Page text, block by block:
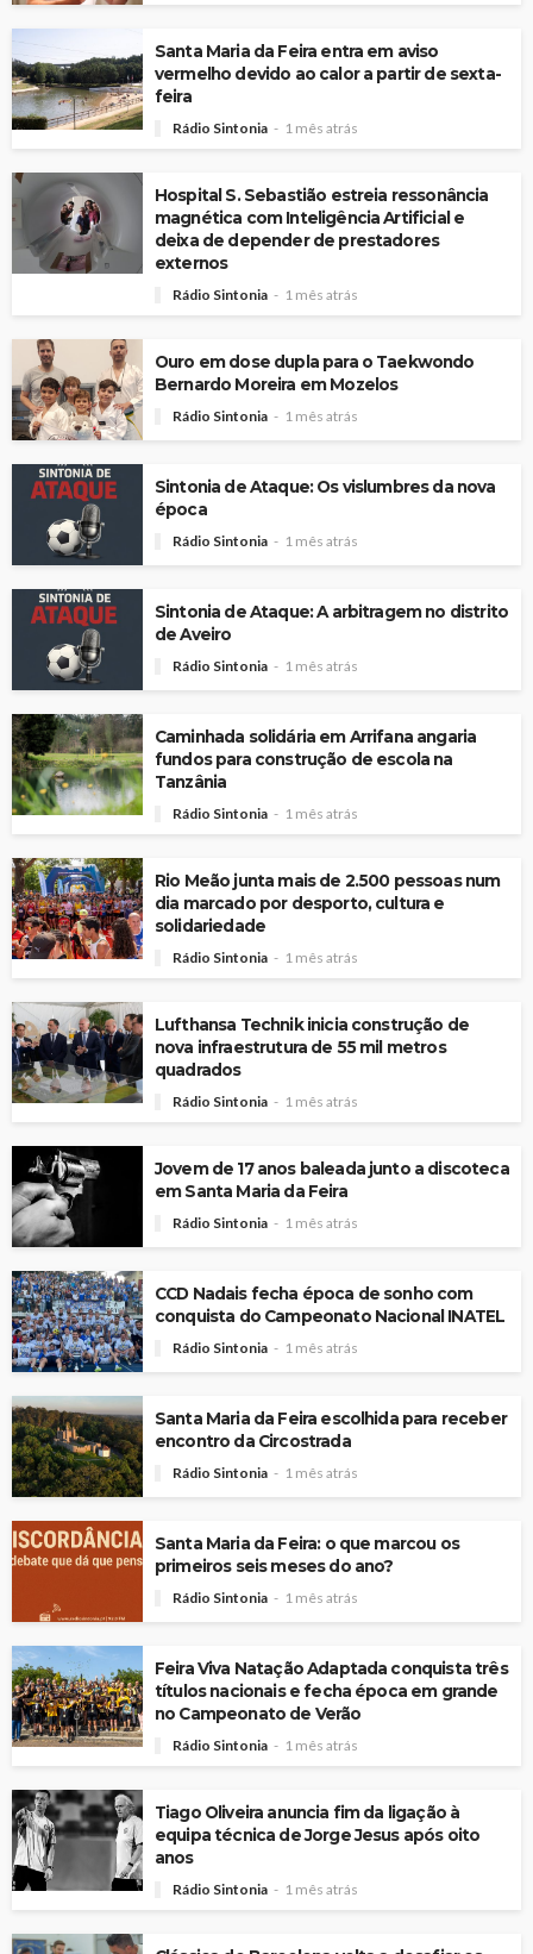
Santa Maria da Feira entra em aviso
vermelho devido ao calor a partir de sexta-
feira
Rádio Sintonia 1 mês atrás
Hospital S. Sebastião estreia ressonância
magnética com Inteligência Artificial e
deixa de depender de prestadores
externos
Rádio Sintonia 1 mês atrás
Ouro em dose dupla para o Taekwondo
Bernardo Moreira em Mozelos
Rádio Sintonia 1 mês atrás
Sintonia de Ataque: Os vislumbres da nova
época
Rádio Sintonia 1 mês atrás
Sintonia de Ataque: A arbitragem no distrito
de Aveiro
Rádio Sintonia 1 mês atrás
Caminhada solidária em Arrifana angaria
fundos para construção de escola na
Tanzânia
Rádio Sintonia 1 mês atrás
Rio Meão junta mais de 2.500 pessoas num
dia marcado por desporto, cultura e
solidariedade
Rádio Sintonia 1 mês atrás
Lufthansa Technik inicia construção de
nova infraestrutura de 55 mil metros
quadrados
Rádio Sintonia 1 mês atrás
Jovem de 17 anos baleada junto a discoteca
em Santa Maria da Feira
Rádio Sintonia 1 mês atrás
CCD Nadais fecha época de sonho com
conquista do Campeonato Nacional INATEL
Rádio Sintonia 1 mês atrás
Santa Maria da Feira escolhida para receber
encontro da Circostrada
Rádio Sintonia 1 mês atrás
Santa Maria da Feira: o que marcou os
primeiros seis meses do ano?
Rádio Sintonia 1 mês atrás
Feira Viva Natação Adaptada conquista três
títulos nacionais e fecha época em grande
no Campeonato de Verão
Rádio Sintonia 1 mês atrás
Tiago Oliveira anuncia fim da ligação à
equipa técnica de Jorge Jesus após oito
anos
Rádio Sintonia 1 mês atrás